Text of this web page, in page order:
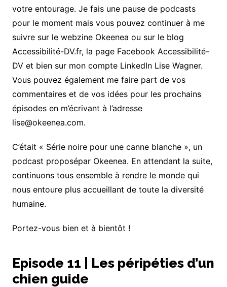
votre entourage. Je fais une pause de podcasts
pour le moment mais vous pouvez continuer à me
suivre sur le webzine Okeenea ou sur le blog
Accessibilité-DV.fr, la page Facebook Accessibilité-
DV et bien sur mon compte LinkedIn Lise Wagner.
Vous pouvez également me faire part de vos
commentaires et de vos idées pour les prochains
épisodes en m’écrivant à l’adresse
lise@okeenea.com.
C’était « Série noire pour une canne blanche », un
podcast proposépar Okeenea. En attendant la suite,
continuons tous ensemble à rendre le monde qui
nous entoure plus accueillant de toute la diversité
humaine.
Portez-vous bien et à bientôt !
Episode 11 | Les péripéties d’un
chien guide